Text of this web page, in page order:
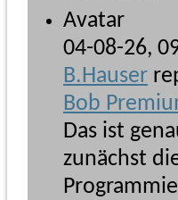
04-08-26,
B.Hauser
Bob
Das ist
zunächst